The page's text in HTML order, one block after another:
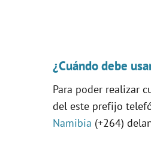
¿Cuándo debe
Para poder realizar
del este prefijo
Namibia (+264)